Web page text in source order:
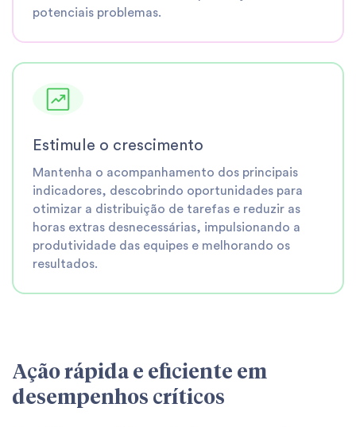
potenciais problemas.
Estimule o crescimento
Mantenha o acompanhamento dos principais
indicadores, descobrindo oportunidades para
otimizar a distribuição de tarefas e reduzir as
horas extras desnecessárias, impulsionando a
produtividade das equipes e melhorando os
resultados.
Ação rápida e eficiente em
desempenhos críticos